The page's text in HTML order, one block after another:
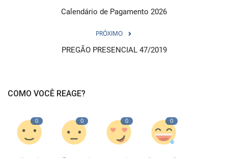
Calendário de Pagamento 2026
PRÓXIMO
PREGÃO PRESENCIAL 47/2019
COMO VOCÊ REAGE?
0 0 0 0